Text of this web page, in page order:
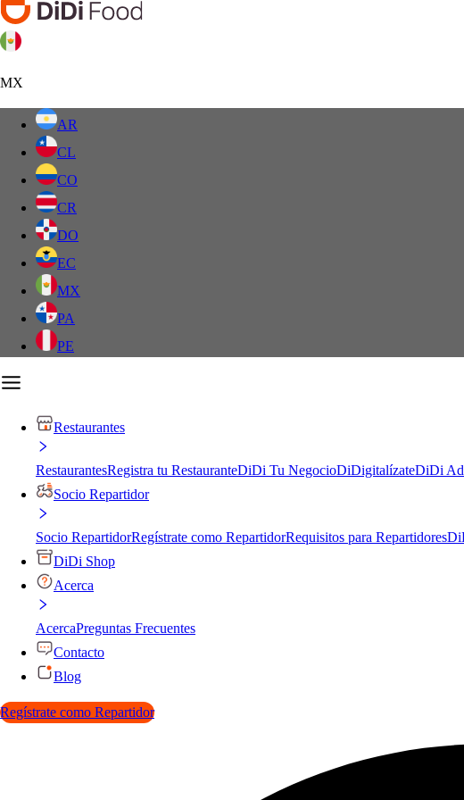
MX
AR
CL
CO
CR
DO
EC
MX
PA
PE
Restaurantes
RestaurantesRegistra tu RestauranteDiDi Tu NegocioDiDigitalízateDiDi
Socio Repartidor
Socio RepartidorRegístrate como RepartidorRequisitos para Repartidores
DiDi Shop
Acerca
AcercaPreguntas Frecuentes
Contacto
Blog
Regístrate como Repartidor